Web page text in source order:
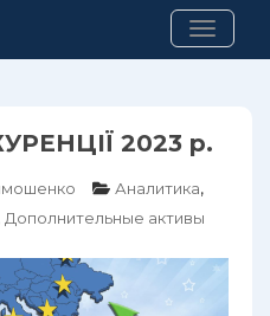
2023 р.
Аналитика,
Дополнительные активы